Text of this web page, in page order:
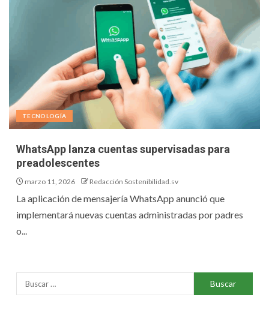
TECNOLOGÍA
WhatsApp lanza cuentas supervisadas para
preadolescentes
marzo 11, 2026 Redacción Sostenibilidad.sv
La aplicación de mensajería WhatsApp anunció que
implementará nuevas cuentas administradas por padres
o...